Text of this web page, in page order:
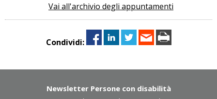
Vai all'archivio degli appuntamenti
Condividi:
Newsletter Persone con disabilità